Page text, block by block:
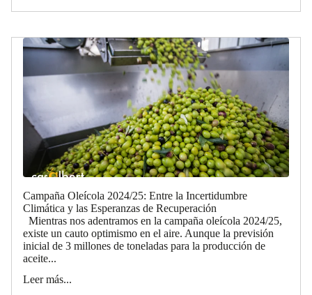
Campaña Oleícola 2024/25: Entre la Incertidumbre
Climática y las Esperanzas de Recuperación
Mientras nos adentramos en la campaña oleícola 2024/25,
existe un cauto optimismo en el aire. Aunque la previsión
inicial de 3 millones de toneladas para la producción de
aceite...
Leer más...